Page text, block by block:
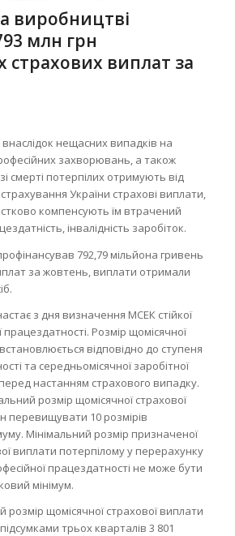
виробництві
млн грн
страхових виплат за
внаслідок нещасних випадків на
захворювань, а також
смерті потерпілих отримують від
України страхові виплати,
компенсують їм втрачений
інвалідність заробіток.
792,79 мільйона гривень
за жовтень, виплати отримали
з дня визначення МСЕК стійкої
Розмір щомісячної
відповідно до ступеня
та середньомісячної заробітної
настанням страхового випадку.
розмір щомісячної страхової
перевищувати 10 розмірів
Мінімальний розмір призначеної
виплати потерпілому у перерахунку
працездатності не може бути
мінімум.
розмір щомісячної страхової виплати
трьох кварталів 3 801